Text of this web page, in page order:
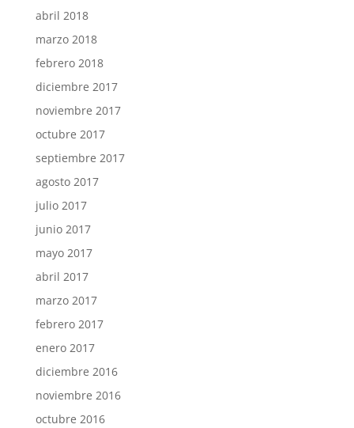
abril 2018
marzo 2018
febrero 2018
diciembre 2017
noviembre 2017
octubre 2017
septiembre 2017
agosto 2017
julio 2017
junio 2017
mayo 2017
abril 2017
marzo 2017
febrero 2017
enero 2017
diciembre 2016
noviembre 2016
octubre 2016